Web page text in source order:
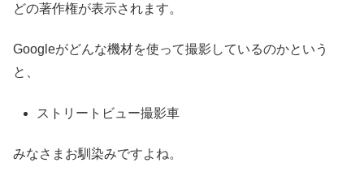
どの著作権が表示されます。
Googleがどんな機材を使って撮影しているのかという
と、
ストリートビュー撮影車
みなさまお馴染みですよね。